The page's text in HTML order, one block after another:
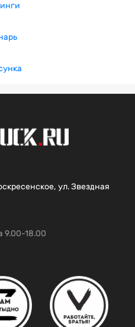
ул. Звездная
9.00-18.00